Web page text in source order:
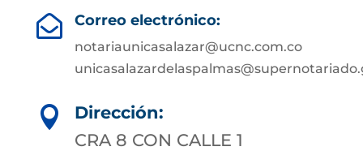
 Correo electrónico:
notariaunicasalazar@ucnc.com.co

Dirección:
CRA 8 CON CALLE 1